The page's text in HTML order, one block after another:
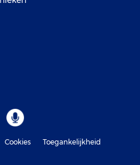
Cookies
Toegankelijkheid